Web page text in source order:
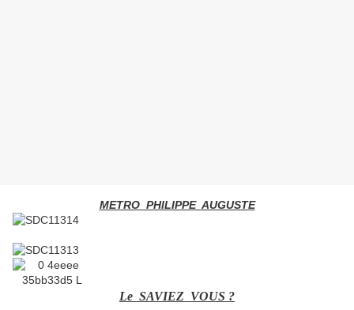
METRO PHILIPPE AUGUSTE
Le SAVIEZ VOUS ?